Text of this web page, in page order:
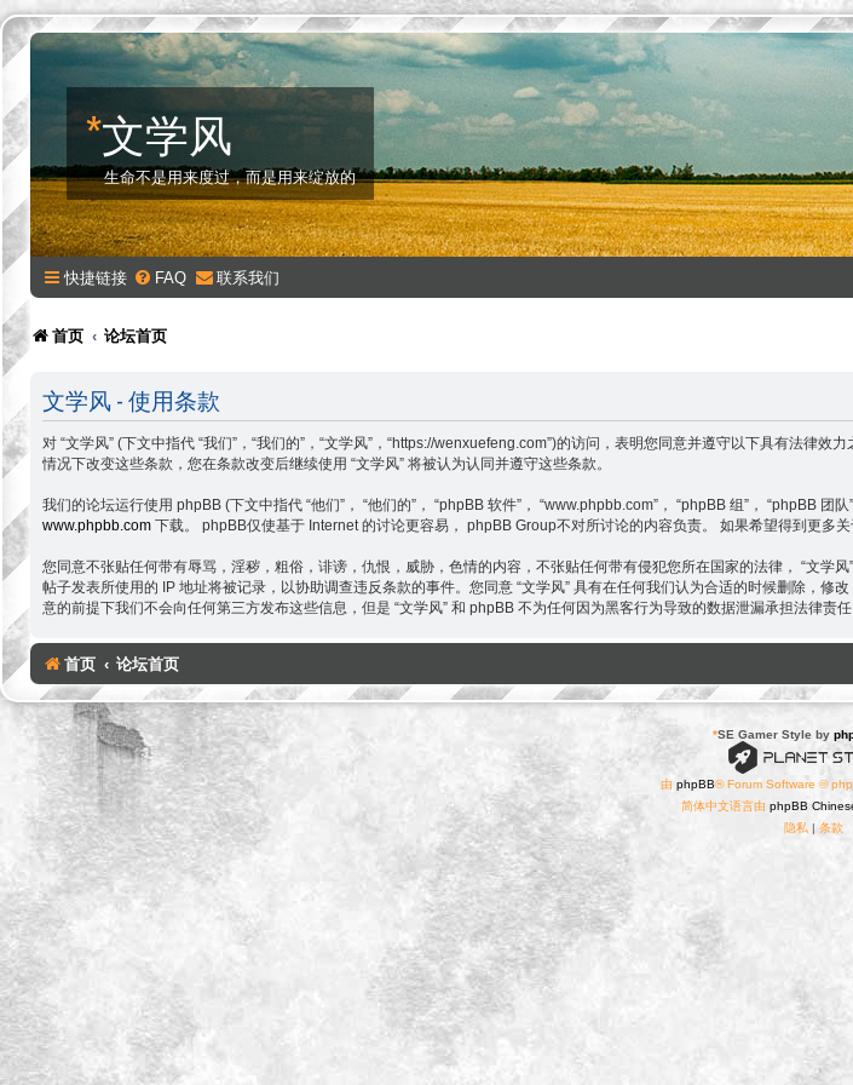
*文学风
生命不是用来度过，而是用来绽放的
快捷链接 FAQ 联系我们
首页 论坛首页
文学风 - 使用条款
对 “文学风” (下文中指代 “我们”，“我们的”，“文学风”，“https://wenxuefeng.com”)的访问，表明您同意并遵守以下具有法律
情况下改变这些条款，您在条款改变后继续使用 “文学风” 将被认为认同并遵守这些条款。
我们的论坛运行使用 phpBB (下文中指代 “他们”， “他们的”， “phpBB 软件”， “www.phpbb.com”， “phpBB 组”， “phpBB 团队
www.phpbb.com 下载。 phpBB仅使基于 Internet 的讨论更容易， phpBB Group不对所讨论的内容负责。 如果希望得到更多
您同意不张贴任何带有辱骂，淫秽，粗俗，诽谤，仇恨，威胁，色情的内容，不张贴任何带有侵犯您所在国家的法律， “文
帖子发表所使用的 IP 地址将被记录，以协助调查违反条款的事件。您同意 “文学风” 具有在任何我们认为合适的时候删除，
意的前提下我们不会向任何第三方发布这些信息，但是 “文学风” 和 phpBB 不为任何因为黑客行为导致的数据泄漏承担法律责任.
首页 论坛首页
*SE Gamer Style by
由 phpBB® Forum Software ©
简体中文语言由 phpBB
隐私 | 条款